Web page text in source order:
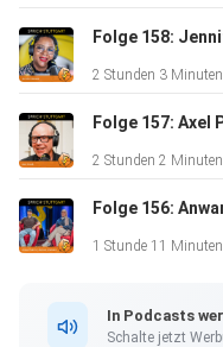
und auf
Instagram
online ab 30.5.25).
2 Stunden 3 Minuten
2 Stunden 2 Minuten
1 Stunde 11 Minuten
In Podcasts
Schalte jetzt